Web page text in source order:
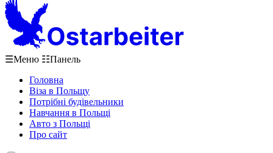
☰Меню ☷Панель
Головна
Віза в Польщу
Потрібні будівельники
Навчання в Польщі
Авто з Польщі
Про сайт